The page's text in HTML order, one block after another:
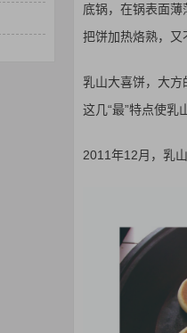
底锅，在锅表面
把饼加热烙熟，又
乳山大喜饼，大方
这几“最”特点使乳
2011年12月，乳